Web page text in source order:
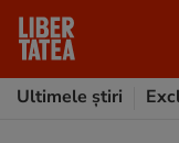
Ultimele știri